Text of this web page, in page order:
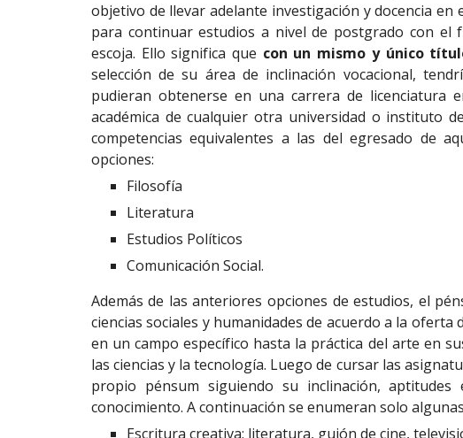
objetivo de llevar adelante investigación y docencia
para continuar estudios a nivel de postgrado con el
escoja. Ello significa que con un mismo y único
selección de su área de inclinación vocacional,
pudieran obtenerse en una carrera de licenciatura
académica de cualquier otra universidad o instituto
competencias equivalentes a las del egresado de
opciones:
Filosofía
Literatura
Estudios Políticos
Comunicación Social.
Además de las anteriores opciones de estudios, el
ciencias sociales y humanidades de acuerdo a la
en un campo específico hasta la práctica del arte en
las ciencias y la tecnología. Luego de cursar las
propio pénsum siguiendo su inclinación,
conocimiento. A continuación se enumeran solo
Escritura creativa: literatura, guión de cine,